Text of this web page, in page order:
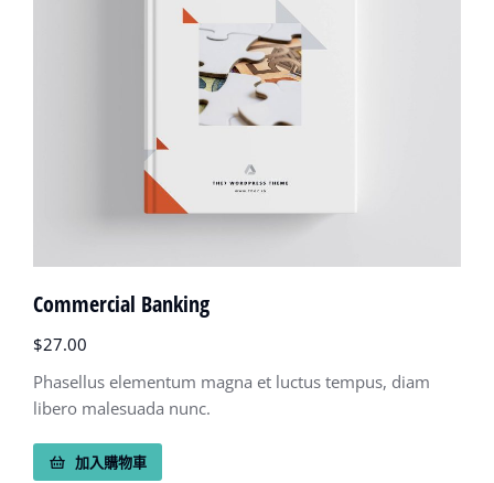
Commercial Banking
$27.00
Phasellus elementum magna et luctus tempus, diam
libero malesuada nunc.
加入購物車